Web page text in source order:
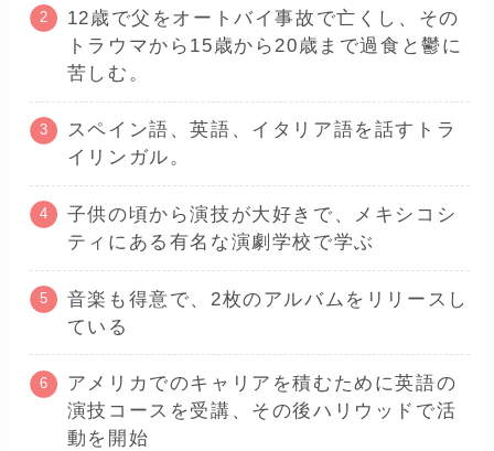
12歳で父をオートバイ事故で亡くし、その
トラウマから15歳から20歳まで過食と鬱に
苦しむ。
スペイン語、英語、イタリア語を話すトラ
イリンガル。
子供の頃から演技が大好きで、メキシコシ
ティにある有名な演劇学校で学ぶ
音楽も得意で、2枚のアルバムをリリースし
ている
アメリカでのキャリアを積むために英語の
演技コースを受講、その後ハリウッドで活
動を開始